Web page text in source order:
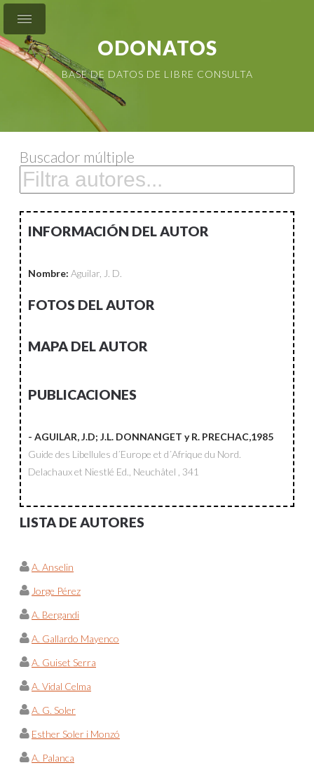
ODONATOS
BASE DE DATOS DE LIBRE CONSULTA
Buscador múltiple
INFORMACIÓN DEL AUTOR
Nombre: Aguilar, J. D.
FOTOS DEL AUTOR
MAPA DEL AUTOR
PUBLICACIONES
- AGUILAR, J.D; J.L. DONNANGET y R. PRECHAC,1985
Guide des Libellules d´Europe et d´Afrique du Nord.
Delachaux et Niestlé Ed., Neuchâtel , 341
LISTA DE AUTORES
A. Anselin
Jorge Pérez
A. Bergandi
A. Gallardo Mayenco
A. Guiset Serra
A. Vidal Celma
A. G. Soler
Esther Soler i Monzó
A. Palanca